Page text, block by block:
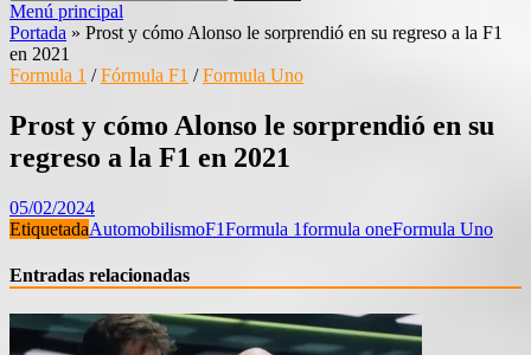
Menú principal
Portada » Prost y cómo Alonso le sorprendió en su regreso a la F1
en 2021
Formula 1 /Fórmula F1 /Formula Uno
Prost y cómo Alonso le sorprendió en su
regreso a la F1 en 2021
05/02/2024
EtiquetadaAutomobilismoF1Formula 1formula oneFormula Uno
Entradas relacionadas